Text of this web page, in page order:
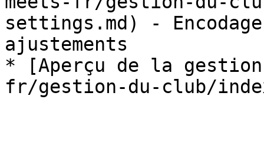
settings.md) -
ajustements
* [Aperçu de la